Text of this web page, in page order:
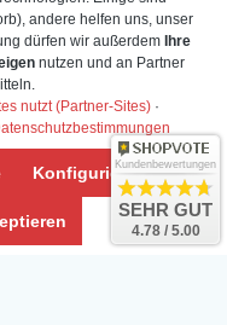
andere helfen uns, unser
dürfen wir außerdem Ihre
nutzen und an Partner
nutzt (Partner-Sites) ·
KonfigurierenKundenbewertungen
SEHR GUT
4.78 / 5.00